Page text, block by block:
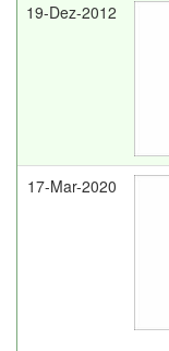
19-Dez-2012
17-Mar-2020